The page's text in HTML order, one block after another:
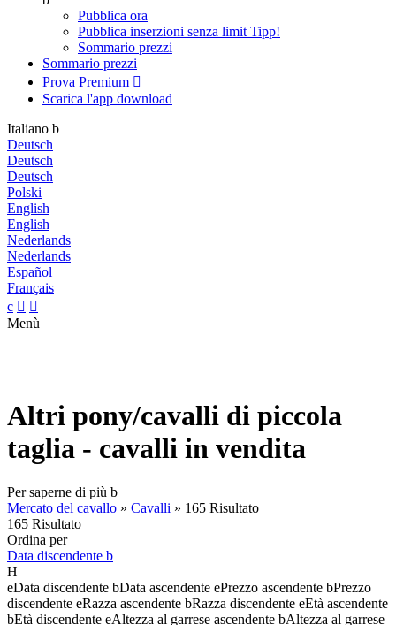
Pubblica ora
Pubblica inserzioni senza limit Tipp!
Sommario prezzi
Sommario prezzi
Prova Premium 
Scarica l'app download
Italiano b
Deutsch
Deutsch
Deutsch
Polski
English
English
Nederlands
Nederlands
Español
Français
c  
Menù
Altri pony/cavalli di piccola
taglia - cavalli in vendita
Per saperne di più b
Mercato del cavallo » Cavalli » 165 Risultato
165 Risultato
Ordina per
Data discendente b
H
eData discendente bData ascendente ePrezzo ascendente bPrezzo
discendente eRazza ascendente bRazza discendente eEtà ascendente
bEtà discendente eAltezza al garrese ascendente bAltezza al garrese